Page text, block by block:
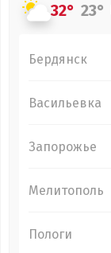
32° 23°
Бердянск
Васильевка
Запорожье
Мелитополь
Пологи